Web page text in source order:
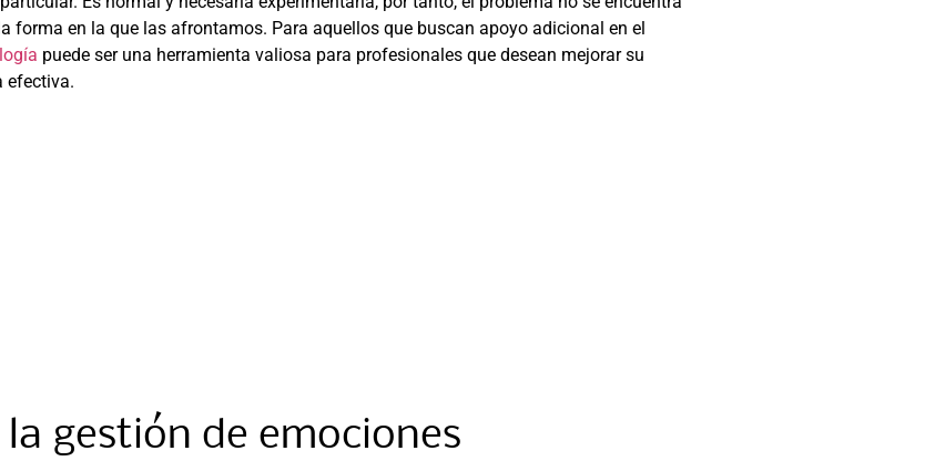
forma en la que las afrontamos. Para aquellos que buscan apoyo adicional en el
puede ser una herramienta valiosa para profesionales que desean mejorar su
efectiva.
gestión de emociones